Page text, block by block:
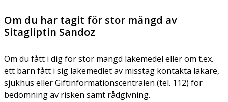
Om du har tagit för stor mängd av
Sitagliptin Sandoz
Om du fått i dig för stor mängd läkemedel eller om t.ex.
ett barn fått i sig läkemedlet av misstag kontakta läkare,
sjukhus eller Giftinformationscentralen (tel. 112) för
bedömning av risken samt rådgivning.